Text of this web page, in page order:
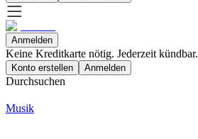
Anmelden
Keine Kreditkarte nötig. Jederzeit kündbar.
Konto erstellen Anmelden
Durchsuchen
Musik